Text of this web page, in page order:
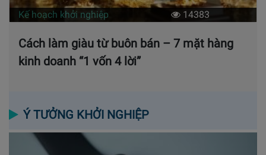
Kế hoạch khởi nghiệp 14383
Cách làm giàu từ buôn bán – 7 mặt hàng
kinh doanh “1 vốn 4 lời”
Ý TƯỞNG KHỞI NGHIỆP